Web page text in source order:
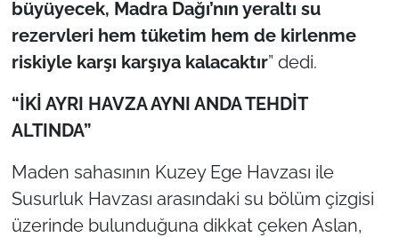
büyüyecek, Madra Dağı’nın yeraltı su
rezervleri hem tüketim hem de kirlenme
riskiyle karşı karşıya kalacaktır” dedi.
“İKİ AYRI HAVZA AYNI ANDA TEHDİT
ALTINDA”
Maden sahasının Kuzey Ege Havzası ile
Susurluk Havzası arasındaki su bölüm çizgisi
üzerinde bulunduğuna dikkat çeken Aslan,